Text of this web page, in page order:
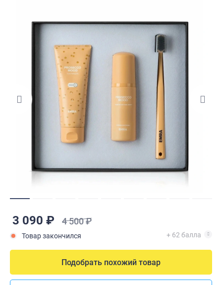
3 090 ₽ 4 500 ₽
Товар закончился + 62 балла
Подобрать похожий товар